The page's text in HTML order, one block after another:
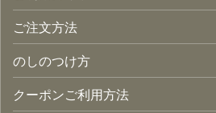
ご注文方法
のしのつけ方
クーポンご利用方法